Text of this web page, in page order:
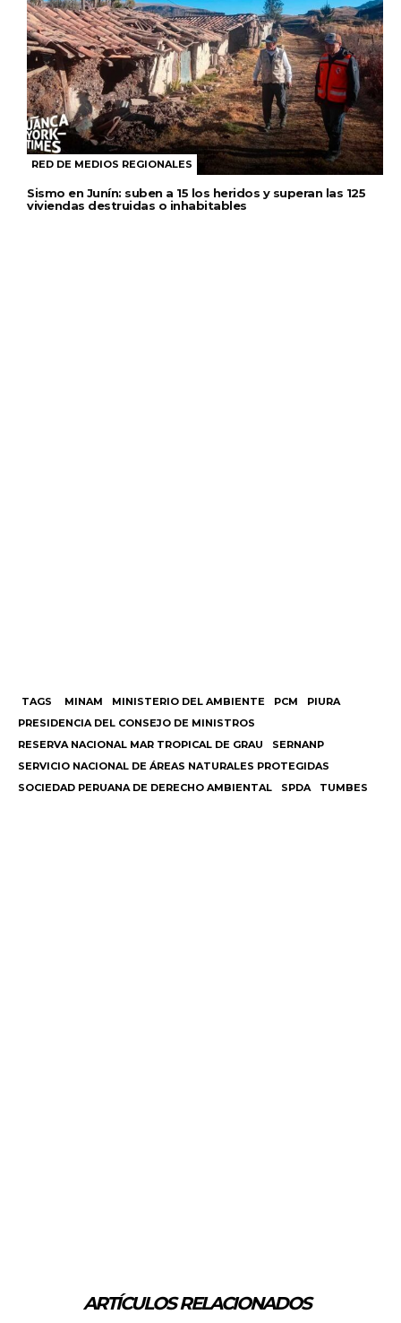
RED DE MEDIOS REGIONALES
Sismo en Junín: suben a 15 los heridos y superan las 125
viviendas destruidas o inhabitables
TAGS MINAM MINISTERIO DEL AMBIENTE PCM
PIURA
PRESIDENCIA DEL CONSEJO DE MINISTROS
RESERVA NACIONAL MAR TROPICAL DE GRAU
SERNANP
SERVICIO NACIONAL DE ÁREAS NATURALES PROTEGIDAS
SOCIEDAD PERUANA DE DERECHO AMBIENTAL
SPDA TUMBES
ARTÍCULOS RELACIONADOS